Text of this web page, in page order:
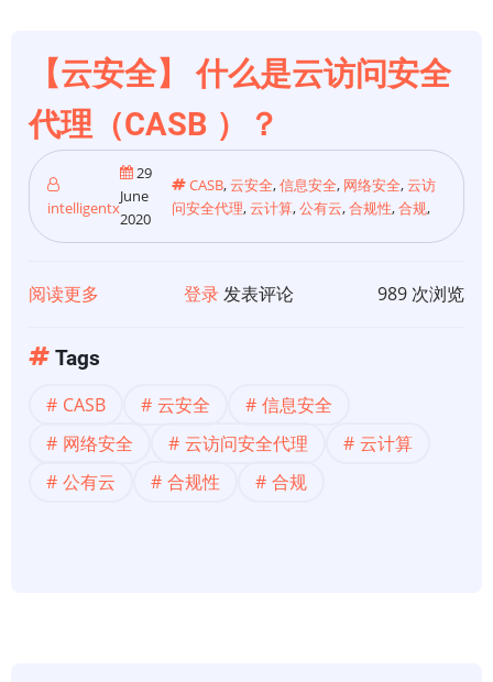
【云安全】 什么是云访问安全
代理（CASB ）？
intelligentx
29
June
2020
CASB,云安全,信息安全, 网络安全,云访
问安全代理,云计算,公有云,合规性,合规,
阅读更多
全】
什
么
登录发表评论 989 次浏览
Tags
CASB 云安全
信息安全
网络安全
云访问安全代理
云计算
公有云
合规性 合规